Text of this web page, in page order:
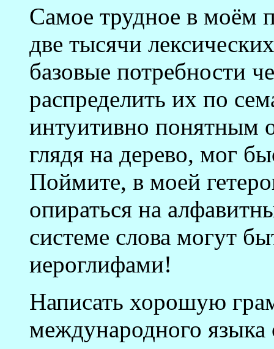
Самое трудное в моём
две тысячи
базовые потребности
распределить их по
интуитивно понятным
глядя на дерево, мог
Поймите, в моей
опираться на
системе слова могут
иероглифами!
Написать хорошую
международного